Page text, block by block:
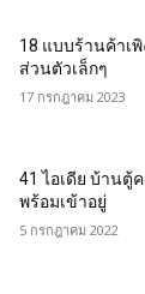
18 แบบร้านค้าเ
ส่วนตัวเล็กๆ
17 กรกฎาคม 2023
41 ไอเดีย บ้านตู้
พร้อมเข้าอยู่
5 กรกฎาคม 2022